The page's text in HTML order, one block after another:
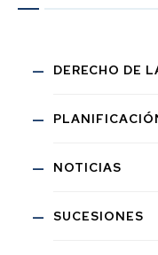
DERECHO DE
NOTICIAS
SUCESIONES